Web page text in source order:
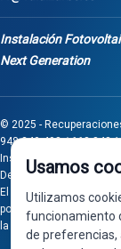
Instalación
Next Generation
© 2025 -
948 340 498 / 668 848
Inscrita en el Registro
Desarrollado por
El proyecto de
por Gobierno de
la inversión en pymes
Usamos
Utilizamos
funcionamiento
de preferencias,